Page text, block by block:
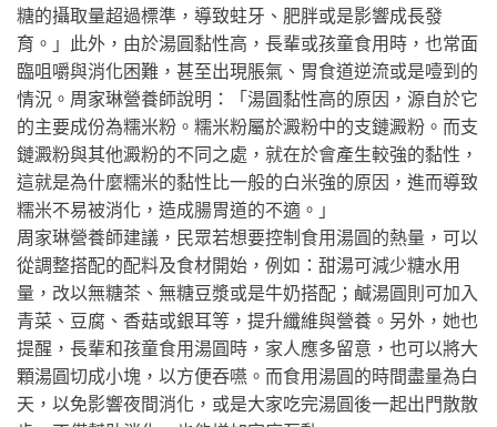
糖的攝取量超過標準，導致蛀牙、肥胖或是影響成長發
育。」此外，由於湯圓黏性高，長輩或孩童食用時，也常面
臨咀嚼與消化困難，甚至出現脹氣、胃食道逆流或是噎到的
情況。周家琳營養師說明：「湯圓黏性高的原因，源自於它
的主要成份為糯米粉。糯米粉屬於澱粉中的支鏈澱粉。而支
鏈澱粉與其他澱粉的不同之處，就在於會產生較強的黏性，
這就是為什麼糯米的黏性比一般的白米強的原因，進而導致
糯米不易被消化，造成腸胃道的不適。」
周家琳營養師建議，民眾若想要控制食用湯圓的熱量，可以
從調整搭配的配料及食材開始，例如：甜湯可減少糖水用
量，改以無糖茶、無糖豆漿或是牛奶搭配；鹹湯圓則可加入
青菜、豆腐、香菇或銀耳等，提升纖維與營養。另外，她也
提醒，長輩和孩童食用湯圓時，家人應多留意，也可以將大
顆湯圓切成小塊，以方便吞嚥。而食用湯圓的時間盡量為白
天，以免影響夜間消化，或是大家吃完湯圓後一起出門散散